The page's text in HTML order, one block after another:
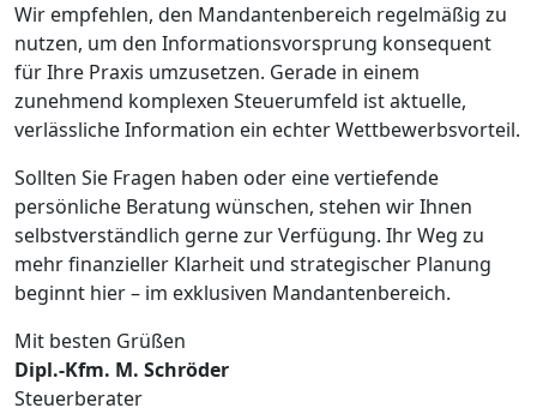
Wir empfehlen, den Mandantenbereich regelmäßig zu
nutzen, um den Informationsvorsprung konsequent
für Ihre Praxis umzusetzen. Gerade in einem
zunehmend komplexen Steuerumfeld ist aktuelle,
verlässliche Information ein echter Wettbewerbsvorteil.
Sollten Sie Fragen haben oder eine vertiefende
persönliche Beratung wünschen, stehen wir Ihnen
selbstverständlich gerne zur Verfügung. Ihr Weg zu
mehr finanzieller Klarheit und strategischer Planung
beginnt hier – im exklusiven Mandantenbereich.
Mit besten Grüßen
Dipl.-Kfm. M. Schröder
Steuerberater